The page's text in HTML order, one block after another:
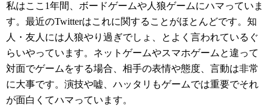
私はここ1年間、ボードゲームや人狼ゲームにハマっていま
す。最近のTwitterはこれに関することがほとんどです。知
人・友人には人狼やり過ぎでしょ、とよく言われているぐ
らいやっています。ネットゲームやスマホゲームと違って
対面でゲームをする場合、相手の表情や態度、言動は非常
に大事です。演技や嘘、ハッタリもゲームでは重要でそれ
が面白くてハマっています。